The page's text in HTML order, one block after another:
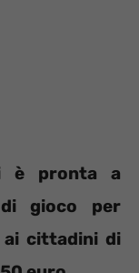
è pronta a
di gioco per
cittadini di